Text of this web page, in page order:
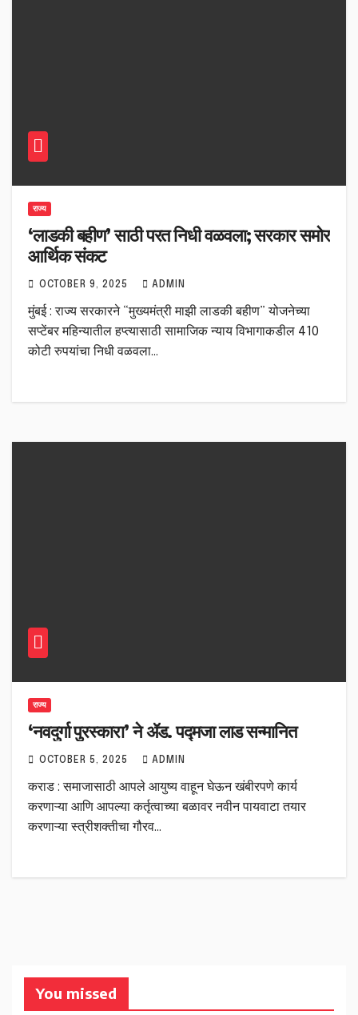
राज्य
‘लाडकी बहीण’ साठी परत निधी वळवला; सरकार समोर
आर्थिक संकट
OCTOBER 9, 2025 ADMIN
मुंबई : राज्य सरकारने “मुख्यमंत्री माझी लाडकी बहीण” योजनेच्या
सप्टेंबर महिन्यातील हप्त्यासाठी सामाजिक न्याय विभागाकडील 410
कोटी रुपयांचा निधी वळवला…
राज्य
‘नवदुर्गा पुरस्कारा’ ने ॲड. पद्मजा लाड सन्मानित
OCTOBER 5, 2025 ADMIN
कराड : समाजासाठी आपले आयुष्य वाहून घेऊन खंबीरपणे कार्य
करणाऱ्या आणि आपल्या कर्तृत्वाच्या बळावर नवीन पायवाटा तयार
करणाऱ्या स्त्रीशक्तीचा गौरव…
You missed